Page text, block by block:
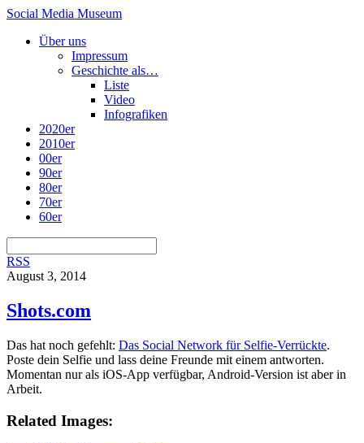
Social Media Museum
Über uns
Impressum
Geschichte als…
Liste
Video
Infografiken
2020er
2010er
00er
90er
80er
70er
60er
RSS
August 3, 2014
Shots.com
Das hat noch gefehlt: Das Social Network für Selfie-Verrückte.
Poste dein Selfie und lass deine Freunde mit einem antworten.
Momentan nur als iOS-App verfügbar, Android-Version ist aber in
Arbeit.
Related Images: